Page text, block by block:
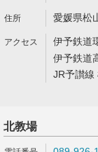
愛媛県松
伊予鉄道
伊予鉄道
JR予讃線
北教場